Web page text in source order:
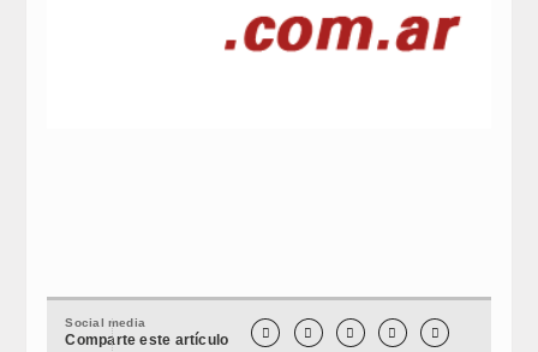
Social media
Comparte este artículo     